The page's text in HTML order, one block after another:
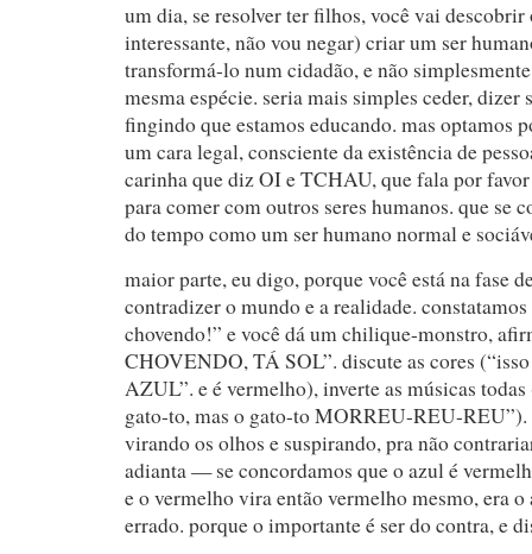
um dia, se resolver ter filhos, você vai
interessante, não vou negar) criar um ser
transformá-lo num cidadão, e não
mesma espécie. seria mais simples ceder, dizer
fingindo que estamos educando. mas optamos
um cara legal, consciente da existência de
carinha que diz OI e TCHAU, que fala por
para comer com outros seres humanos. que se
do tempo como um ser humano normal e
maior parte, eu digo, porque você está na fase
contradizer o mundo e a realidade. constatamos
chovendo!” e você dá um chilique-monstro,
CHOVENDO, TÁ SOL”. discute as cores
AZUL”. e é vermelho), inverte as músicas
gato-to, mas o gato-to MORREU-REU-REU”).
virando os olhos e suspirando, pra não
adianta — se concordamos que o azul é
e o vermelho vira então vermelho mesmo, era o
errado. porque o importante é ser do contra, e